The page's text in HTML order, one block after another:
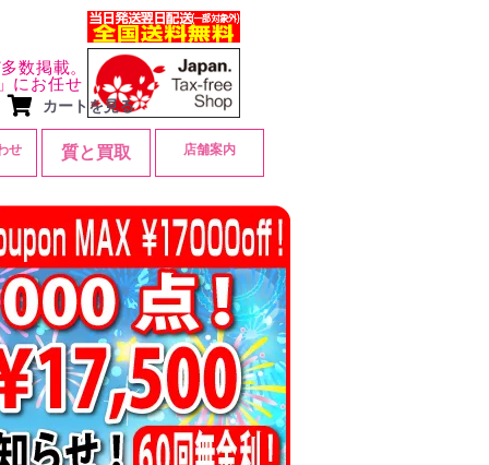
数掲載。
にお任せ
カートを見る
せ 質と買取 店舗案内